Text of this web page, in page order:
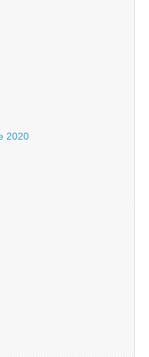
2020